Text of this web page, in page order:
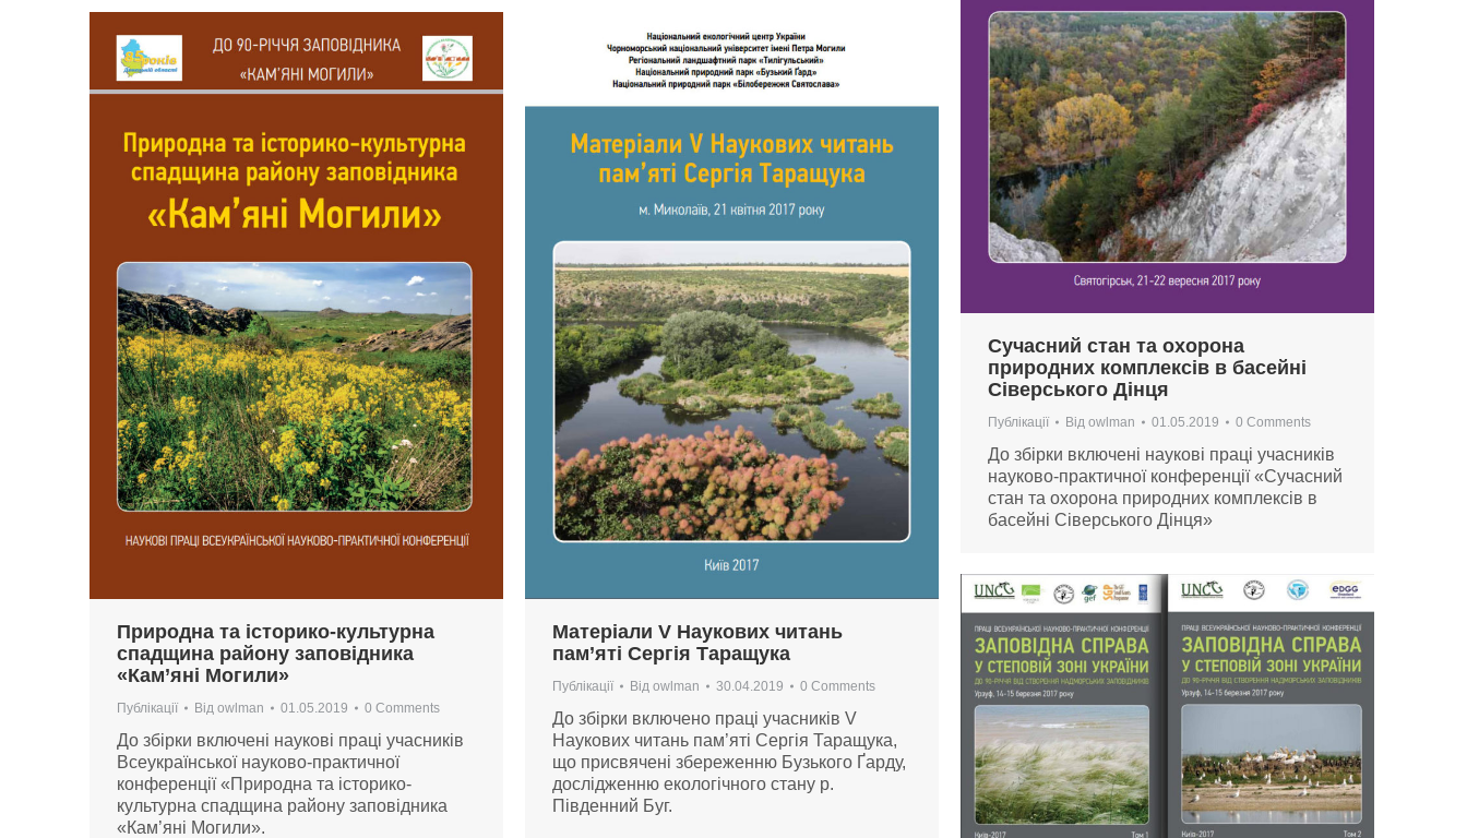
Сучасний стан та охорона
природних комплексів в басейні
Сіверського Дінця
Публікації Від owlman 01.05.2019 0 Comments
До збірки включені наукові праці учасників
науково-практичної конференції «Сучасний
стан та охорона природних комплексів в
басейні Сіверського Дінця»
Природна та історико-культурна
спадщина району заповідника
«Кам’яні Могили»
Публікації Від owlman 01.05.2019 0 Comments
До збірки включені наукові праці учасників
Всеукраїнської науково-практичної
конференції «Природна та історико-
культурна спадщина району заповідника
«Кам’яні Могили».
Матеріали V Наукових читань
пам’яті Сергія Таращука
Публікації Від owlman 30.04.2019 0 Comments
До збірки включено праці учасників V
Наукових читань пам’яті Сергія Таращука,
що присвячені збереженню Бузького Ґарду,
дослідженню екологічного стану р.
Південний Буг.